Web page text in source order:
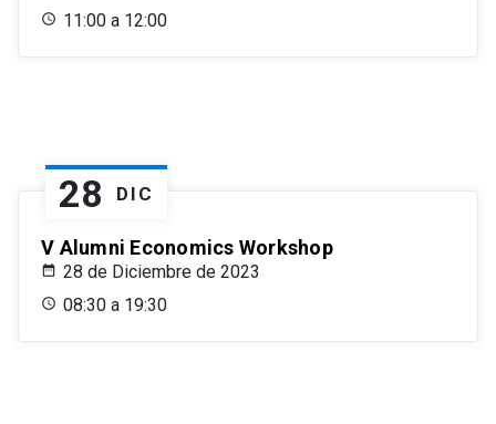
11:00 a 12:00
28 DIC
V Alumni Economics Workshop
28 de Diciembre de 2023
08:30 a 19:30